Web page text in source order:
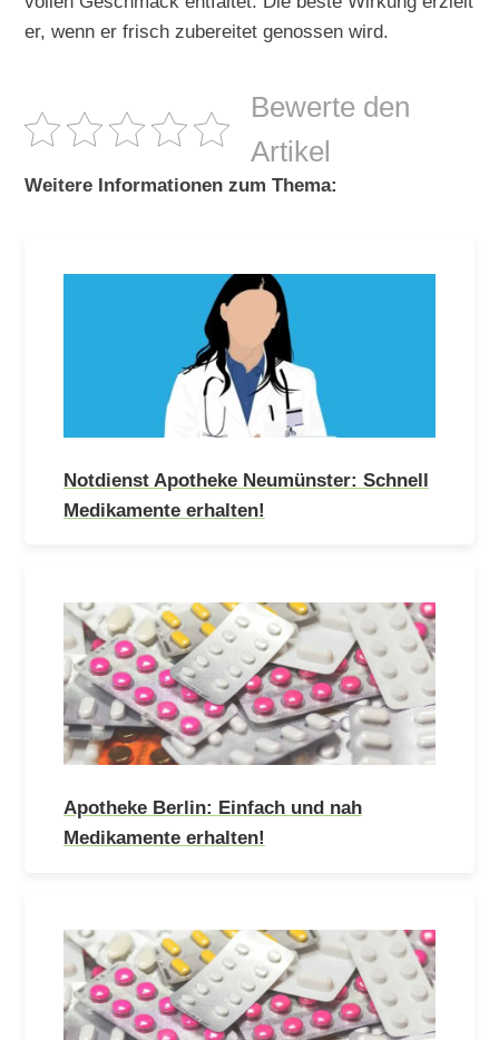
er, wenn er frisch zubereitet genossen wird.
Bewerte den
Artikel
Weitere Informationen zum Thema:
Notdienst Apotheke Neumünster: Schnell
Medikamente erhalten!
Apotheke Berlin: Einfach und nah
Medikamente erhalten!